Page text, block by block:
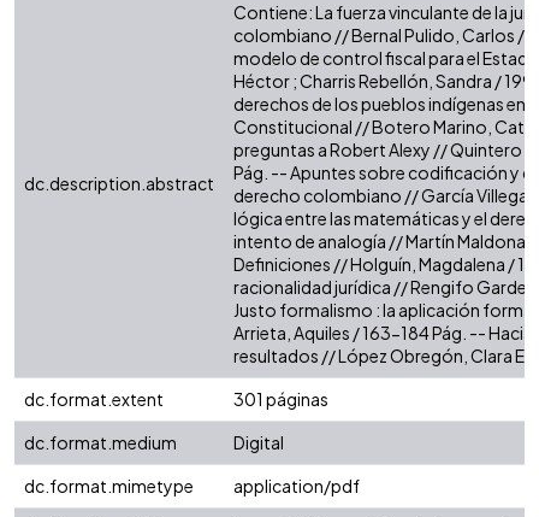
dc.description.abstract
Contiene: La fuerza vinculante de la
colombiano // Bernal Pulido, Carlos /
modelo de control fiscal para el
Héctor ; Charris Rebellón, Sandra /
derechos de los pueblos indígenas en
Constitucional // Botero Marino,
preguntas a Robert Alexy // Quintero
Pág. -- Apuntes sobre codificación y
derecho colombiano // García
lógica entre las matemáticas y el
intento de analogía // Martín
Definiciones // Holguín, Magdalena /
racionalidad jurídica // Rengifo
Justo formalismo : la aplicación
Arrieta, Aquiles / 163-184 Pág. --
resultados // López Obregón, Clara
dc.format.extent
301 páginas
dc.format.medium
Digital
dc.format.mimetype
application/pdf